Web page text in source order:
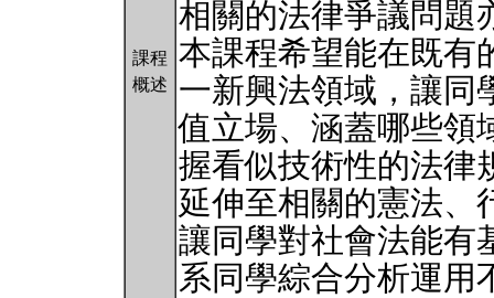
課程
概述
相關的法律爭議問題
本課程希望能在既有
一新興法領域，讓同
值立場、涵蓋哪些領
握看似技術性的法律
延伸至相關的憲法、
讓同學對社會法能有
系同學綜合分析運